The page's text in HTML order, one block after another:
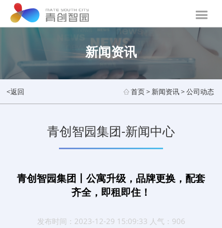
新闻资讯
<返回 首页> 新闻资讯>公司动态
青创智园集团-新闻中心
青创智园集团丨公寓升级，品牌更换，配套
齐全，即租即住！
发布时间：2023-12-29 15:09:33 人气：906